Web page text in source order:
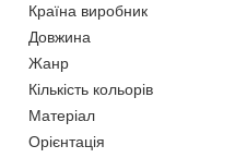
Країна виробник
Довжина
Жанр
Кількість кольорів
Матеріал
Орієнтація